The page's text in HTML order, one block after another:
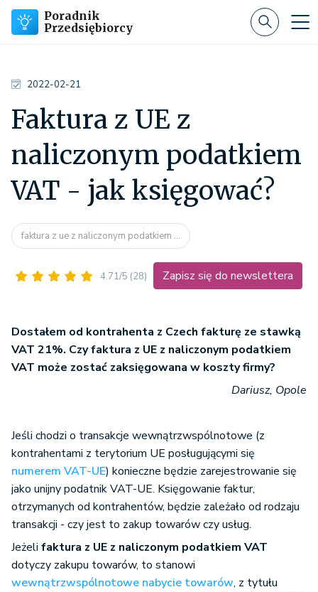
Poradnik
Przedsiębiorcy
2022-02-21
Faktura z UE z
naliczonym podatkiem
VAT - jak księgować?
faktura z ue z naliczonym podatkiem ...
4.71/5 (28) Zapisz się do newslettera
Dostałem od kontrahenta z Czech fakturę ze stawką
VAT 21%. Czy faktura z UE z naliczonym podatkiem
VAT może zostać zaksięgowana w koszty firmy?
Dariusz, Opole
Jeśli chodzi o transakcje wewnątrzwspólnotowe (z
kontrahentami z terytorium UE posługującymi się
numerem VAT-UE) konieczne będzie zarejestrowanie się
jako unijny podatnik VAT-UE. Księgowanie faktur,
otrzymanych od kontrahentów, będzie zależało od rodzaju
transakcji - czy jest to zakup towarów czy usług.
Jeżeli faktura z UE z naliczonym podatkiem VAT
dotyczy zakupu towarów, to stanowi
wewnątrzwspólnotowe nabycie towarów, z tytułu